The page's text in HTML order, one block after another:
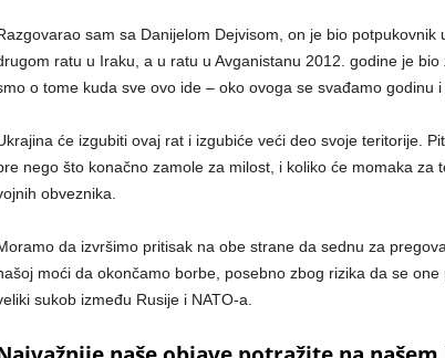
sam sa Danijelom Dejvisom, on je bio
ratu u Iraku, a u ratu u Avganistanu 2012. godine je
o tome kuda sve ovo ide – oko ovoga se svađamo godinu i
će izgubiti ovaj rat i izgubiće veći deo svoje teritorije.
nego što konačno zamole za milost, i koliko će momaka za
obveznika.
da izvršimo pritisak na obe strane da sednu za
moći da okončamo borbe, posebno zbog rizika da se
sukob između Rusije i NATO-a.